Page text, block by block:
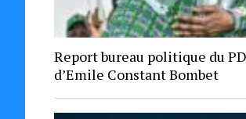
Report bureau politique du
d’Emile Constant Bombet